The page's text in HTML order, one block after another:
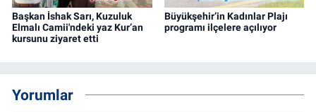
Başkan İshak Sarı, Kuzuluk
Elmalı Camii'ndeki yaz Kur’an
kursunu ziyaret etti
Büyükşehir’in Kadınlar Plajı
programı ilçelere açılıyor
Yorumlar